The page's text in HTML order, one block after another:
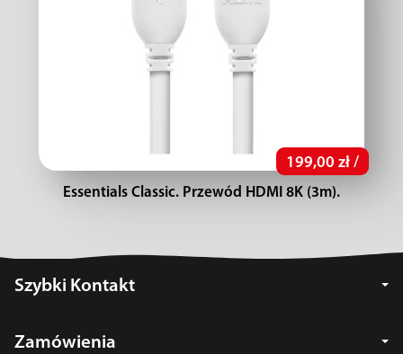
199,00 zł /
Essentials Classic. Przewód HDMI 8K (3m).
Szybki Kontakt
Zamówienia